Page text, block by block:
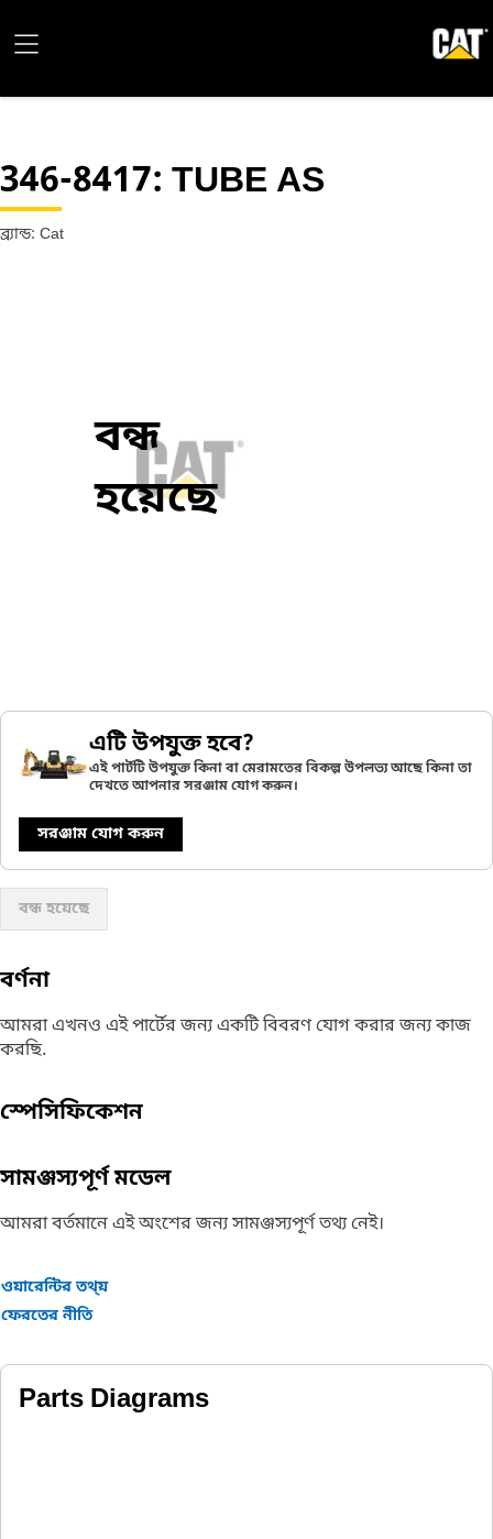
346-8417: TUBE AS
ব্র্যান্ড: Cat
বন্ধ
হয়েছে
এটি উপযুক্ত হবে?
এই পার্টটি উপযুক্ত কিনা বা মেরামতের বিকল্প উপলভ্য আছে কিনা তা
দেখতে আপনার সরঞ্জাম যোগ করুন।
সরঞ্জাম যোগ করুন
বন্ধ হয়েছে
বর্ণনা
আমরা এখনও এই পার্টের জন্য একটি বিবরণ যোগ করার জন্য কাজ
করছি.
স্পেসিফিকেশন
সামঞ্জস্যপূর্ণ মডেল
আমরা বর্তমানে এই অংশের জন্য সামঞ্জস্যপূর্ণ তথ্য নেই।
ওয়ারেন্টির তথ্য়
ফেরতের নীতি
Parts Diagrams